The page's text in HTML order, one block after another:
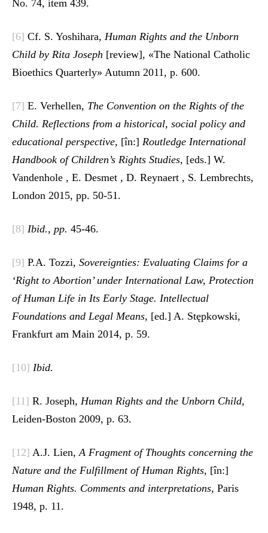
No. 74, item 439.
[6] Cf. S. Yoshihara, Human Rights and the Unborn
Child by Rita Joseph [review], «The National Catholic
Bioethics Quarterly» Autumn 2011, p. 600.
[7] E. Verhellen, The Convention on the Rights of the
Child. Reflections from a historical, social policy and
educational perspective, [în:] Routledge International
Handbook of Children’s Rights Studies, [eds.] W.
Vandenhole , E. Desmet , D. Reynaert , S. Lembrechts,
London 2015, pp. 50-51.
[8] Ibid., pp. 45-46.
[9] P.A. Tozzi, Sovereignties: Evaluating Claims for a
‘Right to Abortion’ under International Law, Protection
of Human Life in Its Early Stage. Intellectual
Foundations and Legal Means, [ed.] A. Stępkowski,
Frankfurt am Main 2014, p. 59.
[10] Ibid.
[11] R. Joseph, Human Rights and the Unborn Child,
Leiden-Boston 2009, p. 63.
[12] A.J. Lien, A Fragment of Thoughts concerning the
Nature and the Fulfillment of Human Rights, [în:]
Human Rights. Comments and interpretations, Paris
1948, p. 11.